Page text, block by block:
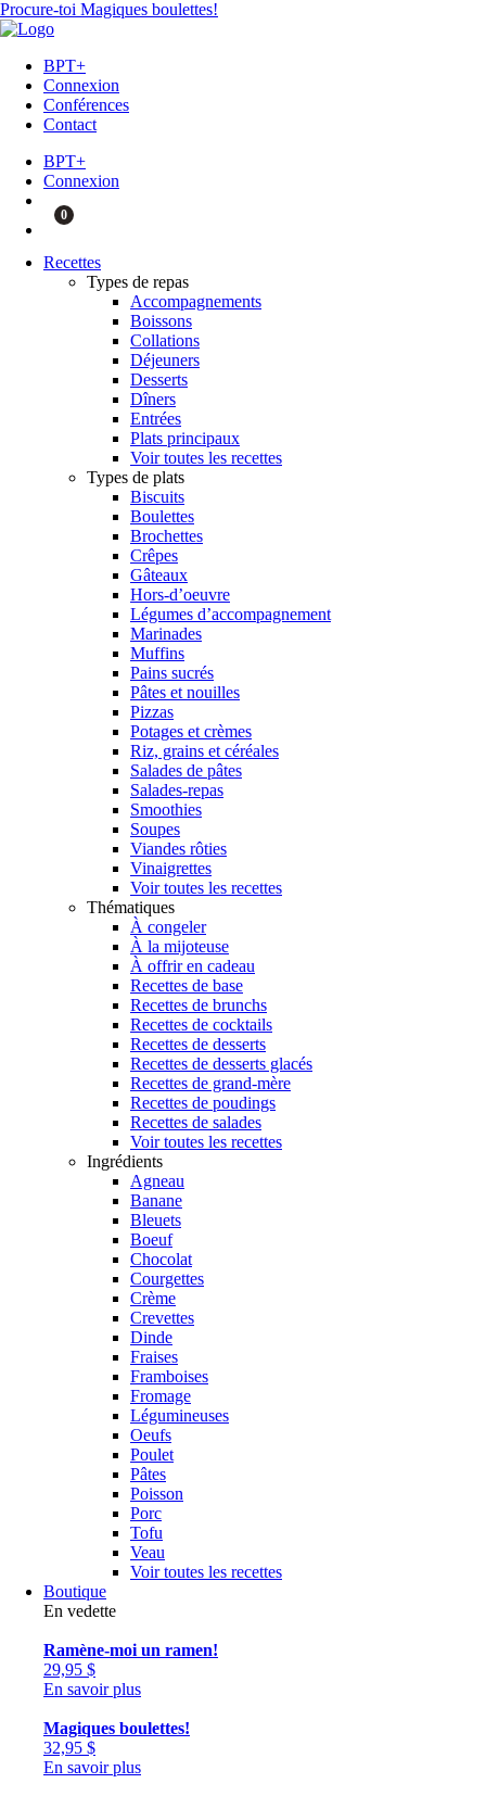
Procure-toi Magiques boulettes!
BPT+
Connexion
Conférences
Contact
BPT+
Connexion
0
Recettes
Types de repas
Accompagnements
Boissons
Collations
Déjeuners
Desserts
Dîners
Entrées
Plats principaux
Voir toutes les recettes
Types de plats
Biscuits
Boulettes
Brochettes
Crêpes
Gâteaux
Hors-d’oeuvre
Légumes d’accompagnement
Marinades
Muffins
Pains sucrés
Pâtes et nouilles
Pizzas
Potages et crèmes
Riz, grains et céréales
Salades de pâtes
Salades-repas
Smoothies
Soupes
Viandes rôties
Vinaigrettes
Voir toutes les recettes
Thématiques
À congeler
À la mijoteuse
À offrir en cadeau
Recettes de base
Recettes de brunchs
Recettes de cocktails
Recettes de desserts
Recettes de desserts glacés
Recettes de grand-mère
Recettes de poudings
Recettes de salades
Voir toutes les recettes
Ingrédients
Agneau
Banane
Bleuets
Boeuf
Chocolat
Courgettes
Crème
Crevettes
Dinde
Fraises
Framboises
Fromage
Légumineuses
Oeufs
Poulet
Pâtes
Poisson
Porc
Tofu
Veau
Voir toutes les recettes
Boutique
En vedette
Ramène-moi un ramen!
29,95 $
En savoir plus
Magiques boulettes!
32,95 $
En savoir plus